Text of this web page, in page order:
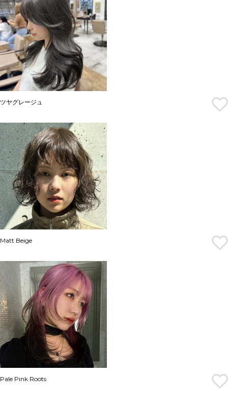
ツヤグレージュ
Matt Beige
Pale Pink Roots